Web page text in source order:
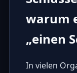
warum
„einen
In vielen